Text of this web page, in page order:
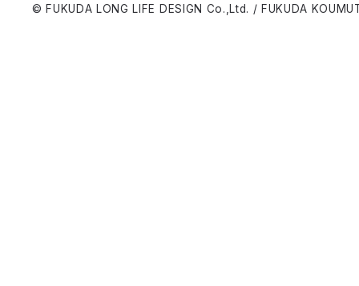
© FUKUDA LONG LIFE DESIGN Co.,Ltd. / FUKUDA